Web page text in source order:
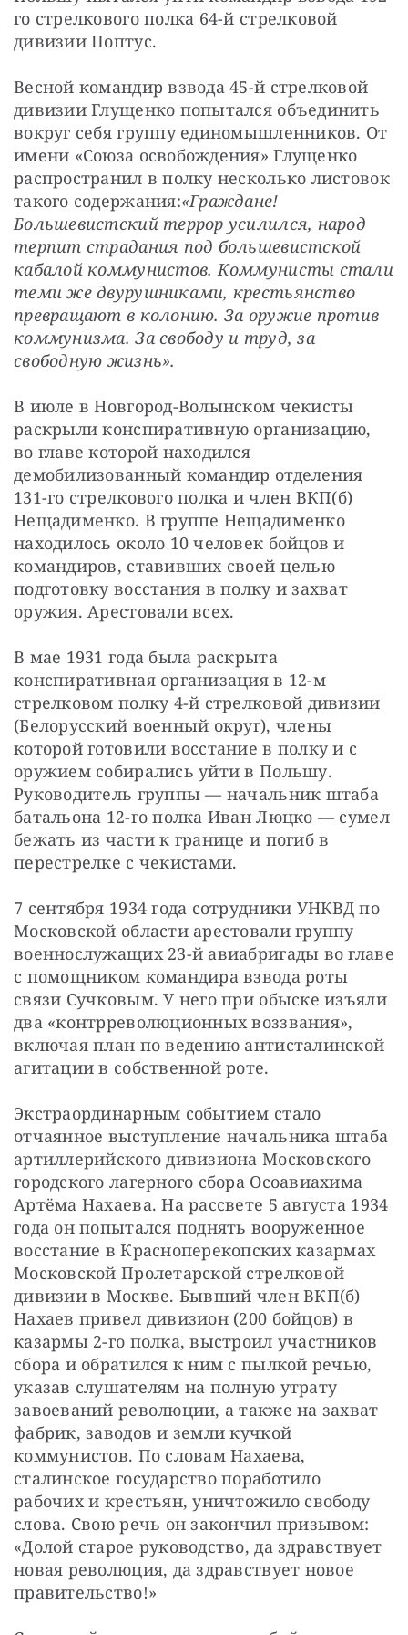
го стрелкового полка 64-й стрелковой
дивизии Поптус.
Весной командир взвода 45-й стрелковой
дивизии Глущенко попытался объединить
вокруг себя группу единомышленников. От
имени «Союза освобождения» Глущенко
распространил в полку несколько листовок
такого содержания:«Граждане!
Большевистский террор усилился, народ
терпит страдания под большевистской
кабалой коммунистов. Коммунисты стали
теми же двурушниками, крестьянство
превращают в колонию. За оружие против
коммунизма. За свободу и труд, за
свободную жизнь».
В июле в Новгород-Волынском чекисты
раскрыли конспиративную организацию,
во главе которой находился
демобилизованный командир отделения
131-го стрелкового полка и член ВКП(б)
Нещадименко. В группе Нещадименко
находилось около 10 человек бойцов и
командиров, ставивших своей целью
подготовку восстания в полку и захват
оружия. Арестовали всех.
В мае 1931 года была раскрыта
конспиративная организация в 12-м
стрелковом полку 4-й стрелковой дивизии
(Белорусский военный округ), члены
которой готовили восстание в полку и с
оружием собирались уйти в Польшу.
Руководитель группы — начальник штаба
батальона 12-го полка Иван Люцко — сумел
бежать из части к границе и погиб в
перестрелке с чекистами.
7 сентября 1934 года сотрудники УНКВД по
Московской области арестовали группу
военнослужащих 23-й авиабригады во главе
с помощником командира взвода роты
связи Сучковым. У него при обыске изъяли
два «контрреволюционных воззвания»,
включая план по ведению антисталинской
агитации в собственной роте.
Экстраординарным событием стало
отчаянное выступление начальника штаба
артиллерийского дивизиона Московского
городского лагерного сбора Осоавиахима
Артёма Нахаева. На рассвете 5 августа 1934
года он попытался поднять вооруженное
восстание в Красноперекопских казармах
Московской Пролетарской стрелковой
дивизии в Москве. Бывший член ВКП(б)
Нахаев привел дивизион (200 бойцов) в
казармы 2-го полка, выстроил участников
сбора и обратился к ним с пылкой речью,
указав слушателям на полную утрату
завоеваний революции, а также на захват
фабрик, заводов и земли кучкой
коммунистов. По словам Нахаева,
сталинское государство поработило
рабочих и крестьян, уничтожило свободу
слова. Свою речь он закончил призывом:
«Долой старое руководство, да здравствует
новая революция, да здравствует новое
правительство!»